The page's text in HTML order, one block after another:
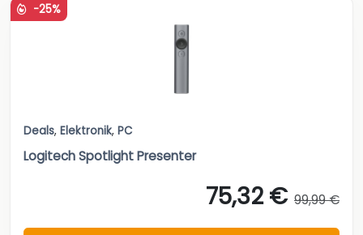
-25%
Deals, Elektronik, PC
Logitech Spotlight Presenter
75,32 € 99,99 €